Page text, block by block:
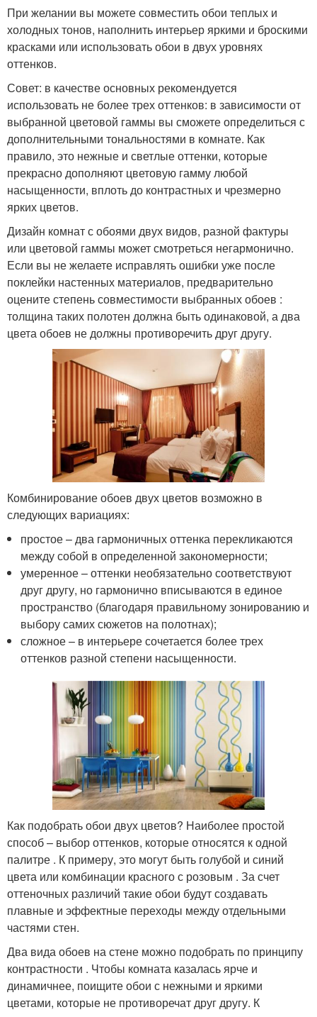
При желании вы можете совместить обои теплых и
холодных тонов, наполнить интерьер яркими и броскими
красками или использовать обои в двух уровнях
оттенков.
Совет: в качестве основных рекомендуется
использовать не более трех оттенков: в зависимости от
выбранной цветовой гаммы вы сможете определиться с
дополнительными тональностями в комнате. Как
правило, это нежные и светлые оттенки, которые
прекрасно дополняют цветовую гамму любой
насыщенности, вплоть до контрастных и чрезмерно
ярких цветов.
Дизайн комнат с обоями двух видов, разной фактуры
или цветовой гаммы может смотреться негармонично.
Если вы не желаете исправлять ошибки уже после
поклейки настенных материалов, предварительно
оцените степень совместимости выбранных обоев :
толщина таких полотен должна быть одинаковой, а два
цвета обоев не должны противоречить друг другу.
Комбинирование обоев двух цветов возможно в
следующих вариациях:
простое – два гармоничных оттенка перекликаются
между собой в определенной закономерности;
умеренное – оттенки необязательно соответствуют
друг другу, но гармонично вписываются в единое
пространство (благодаря правильному зонированию и
выбору самих сюжетов на полотнах);
сложное – в интерьере сочетается более трех
оттенков разной степени насыщенности.
Как подобрать обои двух цветов? Наиболее простой
способ – выбор оттенков, которые относятся к одной
палитре . К примеру, это могут быть голубой и синий
цвета или комбинации красного с розовым . За счет
оттеночных различий такие обои будут создавать
плавные и эффектные переходы между отдельными
частями стен.
Два вида обоев на стене можно подобрать по принципу
контрастности . Чтобы комната казалась ярче и
динамичнее, поищите обои с нежными и яркими
цветами, которые не противоречат друг другу. К